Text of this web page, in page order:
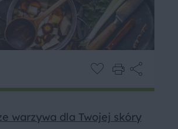
warzywa dla Twojej skóry